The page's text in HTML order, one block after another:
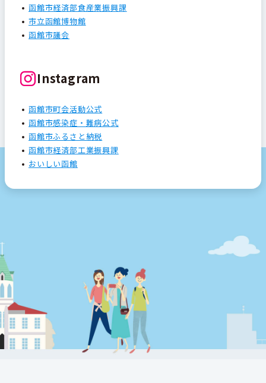
函館市経済部食産業振興課
市立函館博物館
函館市議会
Instagram
函館市町会活動公式
函館市感染症・難病公式
函館市ふるさと納税
函館市経済部工業振興課
おいしい函館